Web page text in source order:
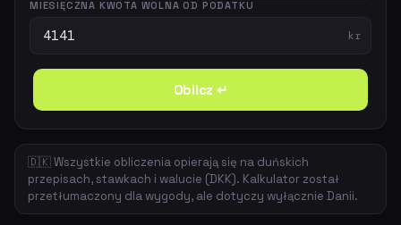
MIESIĘCZNA KWOTA WOLNA OD PODATKU
kr
Oblicz ↵
🇩🇰 Wszystkie obliczenia opierają się na duńskich
przepisach, stawkach i walucie (DKK). Kalkulator został
przetłumaczony dla wygody, ale dotyczy wyłącznie Danii.